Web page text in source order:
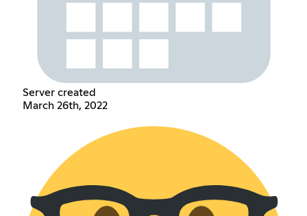
Server created
March 26th, 2022